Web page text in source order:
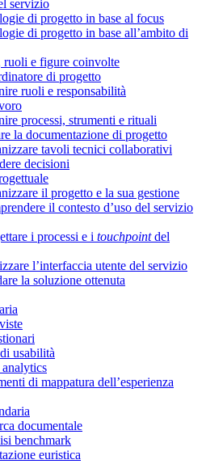
servizio
di progetto in base al focus
di progetto in base all’ambito di
ruoli e figure coinvolte
di progetto
ruoli e responsabilità
processi, strumenti e rituali
la documentazione di progetto
tavoli tecnici collaborativi
decisioni
il progetto e la sua gestione
il contesto d’uso del servizio
i processi e i touchpointdel
l’interfaccia utente del servizio
la soluzione ottenuta
usabilità
di mappatura dell’esperienza
documentale
benchmark
euristica